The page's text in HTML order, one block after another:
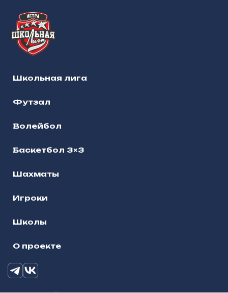
Школьная лига
Футзал
Волейбол
Баскетбол 3×3
Шахматы
Игроки
Школы
О проекте